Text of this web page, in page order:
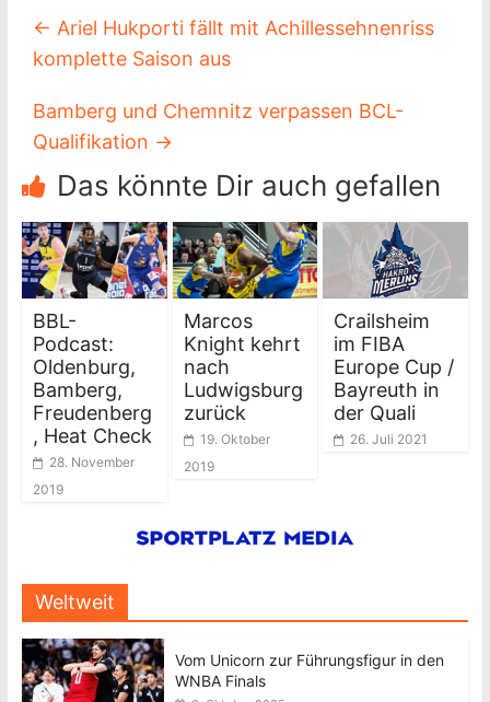
← Ariel Hukporti fällt mit Achillessehnenriss
komplette Saison aus
Bamberg und Chemnitz verpassen BCL-
Qualifikation →
Das könnte Dir auch gefallen
BBL-
Podcast:
Oldenburg,
Bamberg,
Freudenberg
, Heat Check
28. November
2019
Marcos
Knight kehrt
nach
Ludwigsburg
zurück
19. Oktober
2019
Crailsheim
im FIBA
Europe Cup /
Bayreuth in
der Quali
26. Juli 2021
Weltweit
Vom Unicorn zur Führungsfigur in den
WNBA Finals